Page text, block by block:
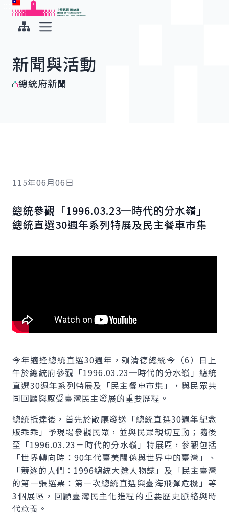
跳到主要內容
中華民國總統府
新聞與活動
總統府新聞
115年06月06日
總統參觀「1996.03.23─時代的分水嶺」
總統直選30週年系列特展及民主餐車市集
今年適逢總統直選30週年，賴清德總統今（6）日上
午於總統府參觀「1996.03.23─時代的分水嶺」總統
直選30週年系列特展及「民主餐車市集」，與民眾共
同回顧與感受臺灣民主發展的重要歷程。
總統抵達後，首先於敞廳發送「總統直選30週年紀念
版乖乖」予現場參觀民眾，並與民眾親切互動；隨後
至「1996.03.23－時代的分水嶺」特展區，參觀包括
「世界轉向時：90年代臺美關係與世界中的臺灣」、
「競逐的人們：1996總統大選人物誌」及「民主臺灣
的第一張選票：第一次總統直選與臺海飛彈危機」等
3個展區，回顧臺灣民主化進程的重要歷史脈絡與時
代意義。